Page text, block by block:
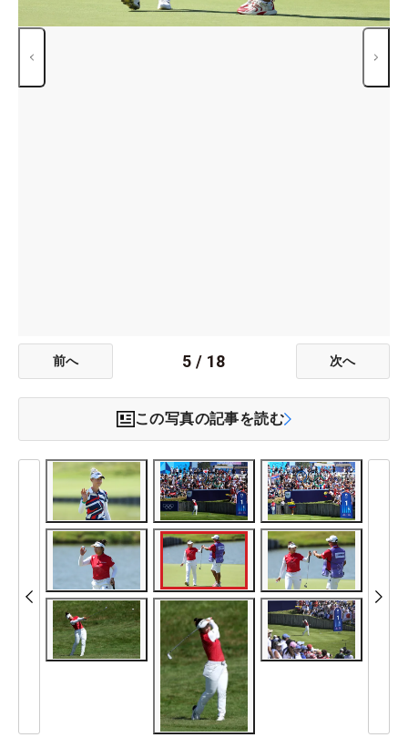
前へ 5 / 18 次へ
この写真の記事を読む